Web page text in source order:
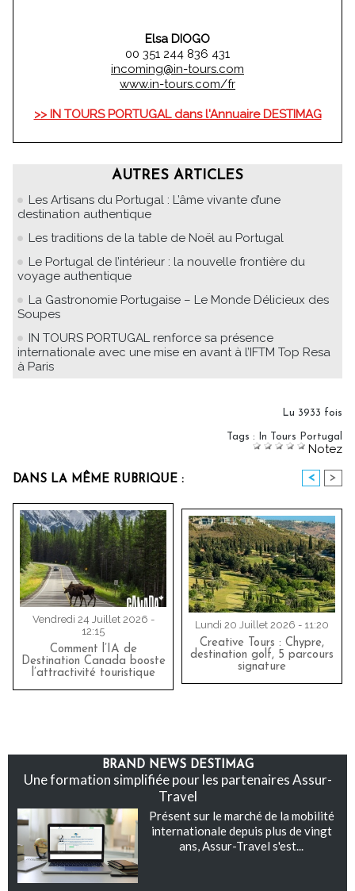
Elsa DIOGO
00 351 244 836 431
incoming@in-tours.com
www.in-tours.com/fr
>> IN TOURS PORTUGAL dans l'Annuaire DESTIMAG
AUTRES ARTICLES
Les Artisans du Portugal : L’âme vivante d’une
destination authentique
Les traditions de la table de Noël au Portugal
Le Portugal de l’intérieur : la nouvelle frontière du
voyage authentique
La Gastronomie Portugaise – Le Monde Délicieux des
Soupes
IN TOURS PORTUGAL renforce sa présence
internationale avec une mise en avant à l’IFTM Top Resa
à Paris
Lu 3933 fois
Tags : In Tours Portugal
Notez
DANS LA MÊME RUBRIQUE : < >
Vendredi 24 Juillet 2026 -
12:15
Comment l’IA de
Destination Canada booste
l’attractivité touristique
Lundi 20 Juillet 2026 - 11:20
Creative Tours : Chypre,
destination golf, 5 parcours
signature
BRAND NEWS DESTIMAG
Une formation simplifiée pour les partenaires Assur-
Travel
Présent sur le marché de la mobilité
internationale depuis plus de vingt
ans, Assur-Travel s'est...